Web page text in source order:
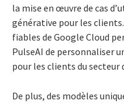
la mise en œuvre de cas
générative pour les
fiables de Google Cloud
PulseAI de personnaliser
pour les clients du secteur
De plus, des modèles